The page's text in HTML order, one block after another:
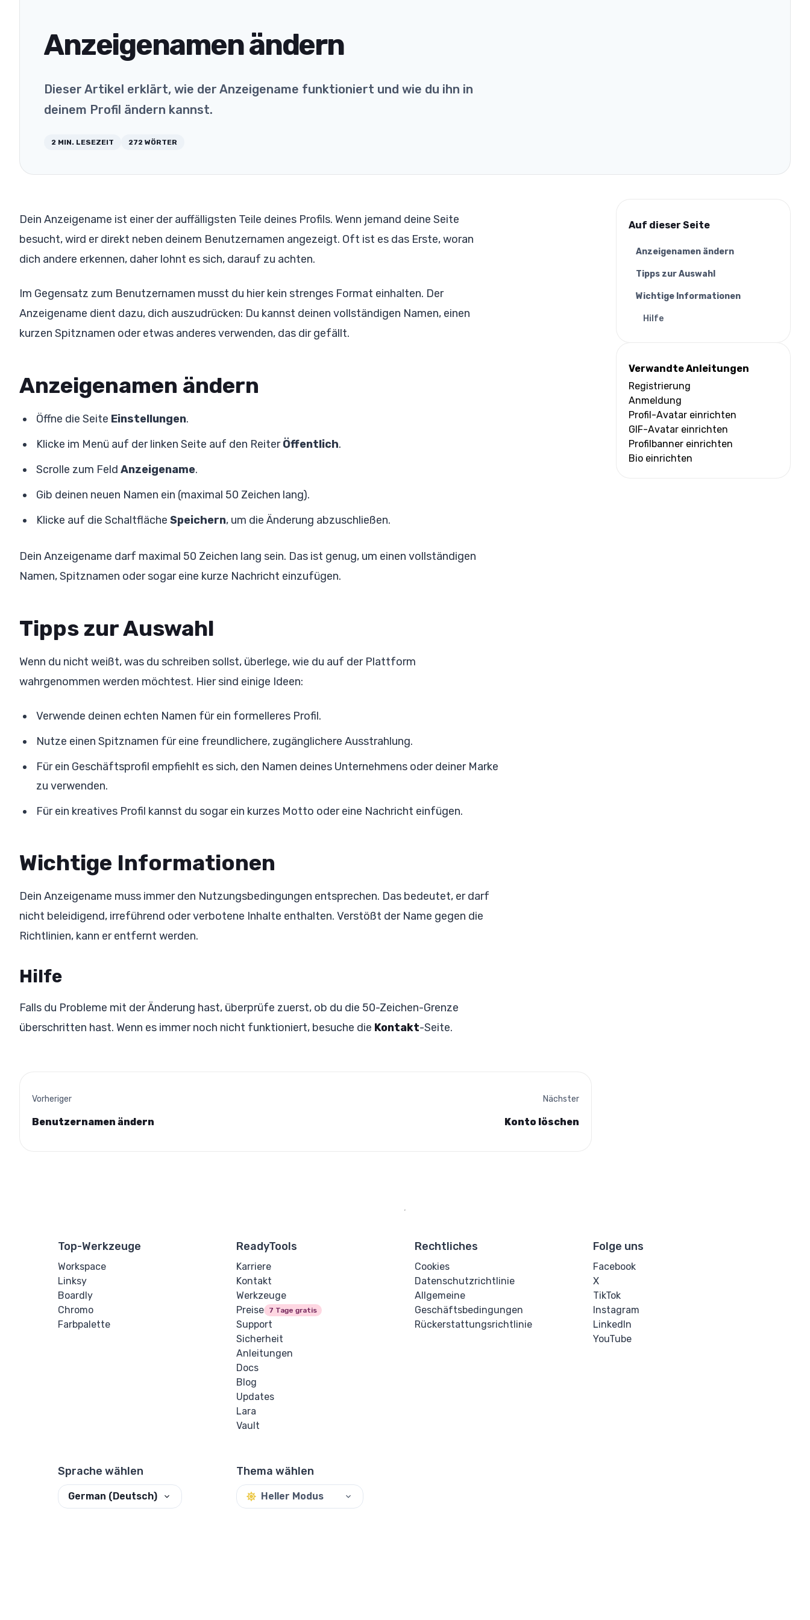
Anzeigenamen ändern
Dieser Artikel erklärt, wie der Anzeigename funktioniert und wie du ihn in
deinem Profil ändern kannst.
2 MIN. LESEZEIT 272 WÖRTER
Dein Anzeigename ist einer der auffälligsten Teile deines Profils. Wenn jemand deine Seite
besucht, wird er direkt neben deinem Benutzernamen angezeigt. Oft ist es das Erste, woran
dich andere erkennen, daher lohnt es sich, darauf zu achten.
Im Gegensatz zum Benutzernamen musst du hier kein strenges Format einhalten. Der
Anzeigename dient dazu, dich auszudrücken: Du kannst deinen vollständigen Namen, einen
kurzen Spitznamen oder etwas anderes verwenden, das dir gefällt.
Anzeigenamen ändern
Öffne die Seite Einstellungen.
Klicke im Menü auf der linken Seite auf den ReiterÖffentlich.
Scrolle zum Feld Anzeigename.
Gib deinen neuen Namen ein (maximal 50 Zeichen lang).
Klicke auf die Schaltfläche Speichern, um die Änderung abzuschließen.
Dein Anzeigename darf maximal 50 Zeichen lang sein. Das ist genug, um einen vollständigen
Namen, Spitznamen oder sogar eine kurze Nachricht einzufügen.
Tipps zur Auswahl
Wenn du nicht weißt, was du schreiben sollst, überlege, wie du auf der Plattform
wahrgenommen werden möchtest. Hier sind einige Ideen:
Verwende deinen echten Namen für ein formelleres Profil.
Nutze einen Spitznamen für eine freundlichere, zugänglichere Ausstrahlung.
Für ein Geschäftsprofil empfiehlt es sich, den Namen deines Unternehmens oder deiner Marke
zu verwenden.
Für ein kreatives Profil kannst du sogar ein kurzes Motto oder eine Nachricht einfügen.
Wichtige Informationen
Dein Anzeigename muss immer den Nutzungsbedingungen entsprechen. Das bedeutet, er darf
nicht beleidigend, irreführend oder verbotene Inhalte enthalten. Verstößt der Name gegen die
Richtlinien, kann er entfernt werden.
Hilfe
Falls du Probleme mit der Änderung hast, überprüfe zuerst, ob du die 50-Zeichen-Grenze
überschritten hast. Wenn es immer noch nicht funktioniert, besuche die Kontakt-Seite.
Vorheriger
Benutzernamen ändern
Nächster
Konto löschen
Auf dieser Seite
Anzeigenamen ändern
Tipps zur Auswahl
Wichtige Informationen
Hilfe
Verwandte Anleitungen
Registrierung
Anmeldung
Profil-Avatar einrichten
GIF-Avatar einrichten
Profilbanner einrichten
Bio einrichten
Top-Werkzeuge
Workspace
Linksy
Boardly
Chromo
Farbpalette
ReadyTools
Karriere
Kontakt
Werkzeuge
Preise
7 Tage gratis
Support
Sicherheit
Anleitungen
Docs
Blog
Updates
Lara
Vault
Rechtliches
Cookies
Datenschutzrichtlinie
Allgemeine
Geschäftsbedingungen
Rückerstattungsrichtlinie
Folge uns
Facebook
X
TikTok
Instagram
LinkedIn
YouTube
Sprache wählen
German (Deutsch)
Thema wählen
Heller Modus